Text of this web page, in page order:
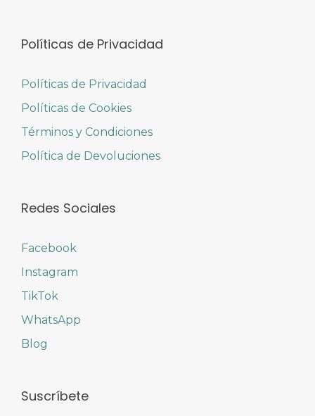
Políticas de Privacidad
Políticas de Privacidad
Políticas de Cookies
Términos y Condiciones
Política de Devoluciones
Redes Sociales
Facebook
Instagram
TikTok
WhatsApp
Blog
Suscríbete